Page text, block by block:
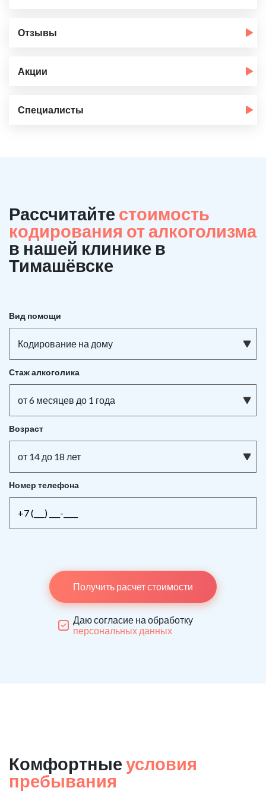
Отзывы
Акции
Специалисты
Рассчитайте стоимость
кодирования от алкоголизма
в нашей клинике в
Тимашёвске
Вид помощи
Кодирование на дому
Стаж алкоголика
от 6 месяцев до 1 года
Возраст
от 14 до 18 лет
Номер телефона
Получить расчет стоимости
Даю согласие на обработку
персональных данных
Комфортные условия
пребывания